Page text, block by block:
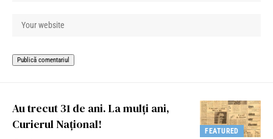
FEATURED
Au trecut 31 de ani. La mulţi ani,
Curierul Naţional!